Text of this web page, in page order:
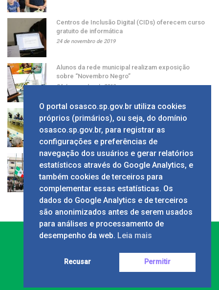
Centros de Inclusão Digital (CIDs) oferecem curso
gratuito de informática
24 de novembro de 2019
Alunos da rede municipal realizam exposição
sobre “Novembro Negro”
24 de novembro de 2019
Grupo apresenta ao prefeito sugestão de alíquota
única de ISS
24 de novembro de 2019
Solenidade em comemoração ao Dia da Bandeira
no Calçadão
24 de novembro de 2019
O portal osasco.sp.gov.br utiliza cookies
próprios (primários), ou seja, do domínio
osasco.sp.gov.br, para registrar as
configurações e preferências de
navegação dos usuários e gerar relatórios
estatísticos através do Google Analytics, e
também cookies de terceiros para
complementar essas estatísticas. Os
dados do Google Analytics e de terceiros
são anonimizados antes de serem usados
para análises e processamento de
desempenho da web. Leia mais
Recusar Permitir